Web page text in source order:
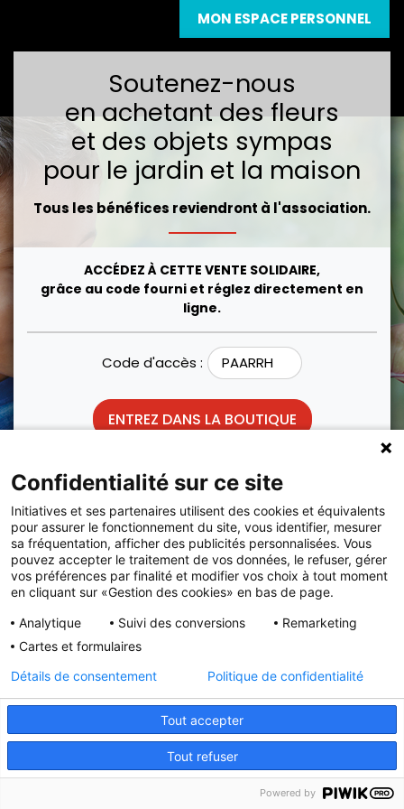
MON ESPACE PERSONNEL
Soutenez-nous
en achetant des fleurs
et des objets sympas
pour le jardin et la maison
Tous les bénéfices reviendront à l'association.
ACCÉDEZ À CETTE VENTE SOLIDAIRE,
grâce au code fourni et réglez directement en
ligne.
Code d'accès :
ENTREZ DANS LA BOUTIQUE
Les produits marqués
de ce logo sont cultivés
ou fabriqués en France
Initiatives est le spécialiste français des solutions de
collecte de fonds pour les établissements scolaires et
Confidentialité sur ce site
Initiatives et ses partenaires utilisent des cookies et équivalents
pour assurer le fonctionnement du site, vous identifier, mesurer
sa fréquentation, afficher des publicités personnalisées. Vous
pouvez accepter le traitement de vos données, le refuser, gérer
vos préférences par finalité et modifier vos choix à tout moment
en cliquant sur «Gestion des cookies» en bas de page.
Analytique
Suivi des conversions
Remarketing
Cartes et formulaires
Tout accepter
Tout refuser
Détails de consentement Politique de confidentialité
Powered by